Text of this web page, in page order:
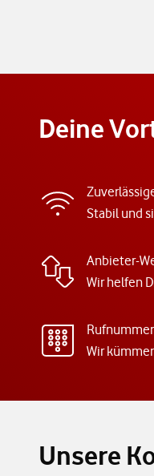
Deine
Stabil und
Anbieter-
Wir helfen
Wir
Unsere